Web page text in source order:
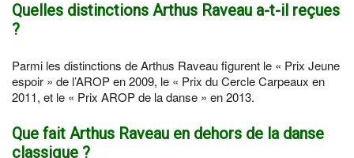
Quelles distinctions Arthus Raveau a-t-il reçues
?
Parmi les distinctions de Arthus Raveau figurent le « Prix Jeune
espoir » de l’AROP en 2009, le « Prix du Cercle Carpeaux en
2011, et le « Prix AROP de la danse » en 2013.
Que fait Arthus Raveau en dehors de la danse
classique ?